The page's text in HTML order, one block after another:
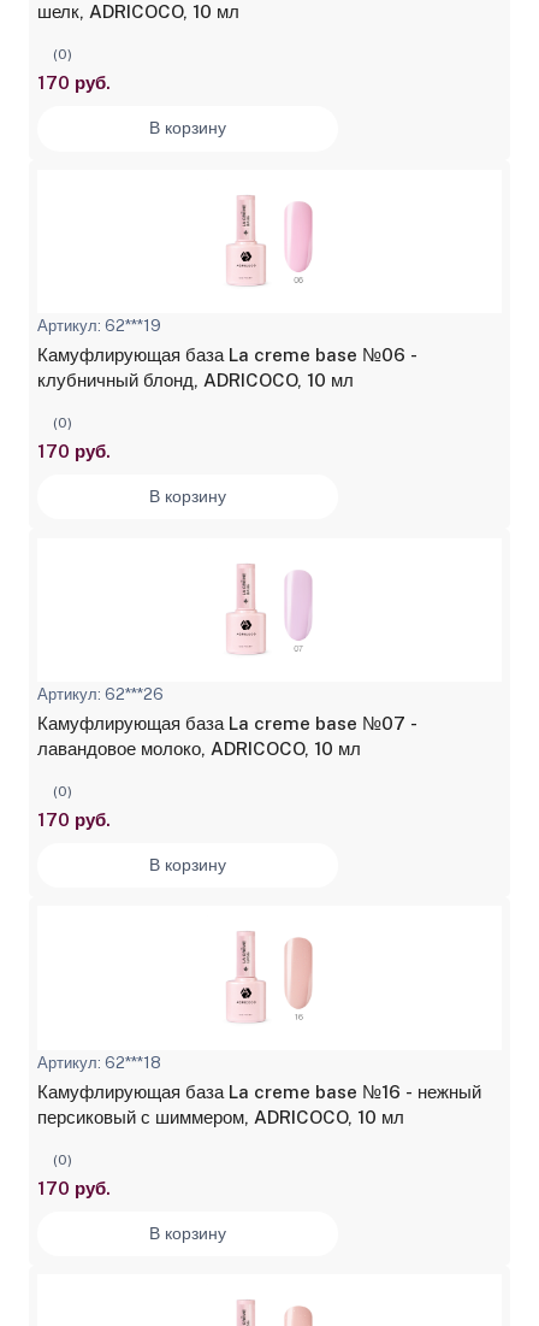
шелк, ADRICOCO, 10 мл
(0)
170 руб.
В корзину
Артикул: 62***19
Камуфлирующая база La creme base №06 -
клубничный блонд, ADRICOCO, 10 мл
(0)
170 руб.
В корзину
Артикул: 62***26
Камуфлирующая база La creme base №07 -
лавандовое молоко, ADRICOCO, 10 мл
(0)
170 руб.
В корзину
Артикул: 62***18
Камуфлирующая база La creme base №16 - нежный
персиковый с шиммером, ADRICOCO, 10 мл
(0)
170 руб.
В корзину